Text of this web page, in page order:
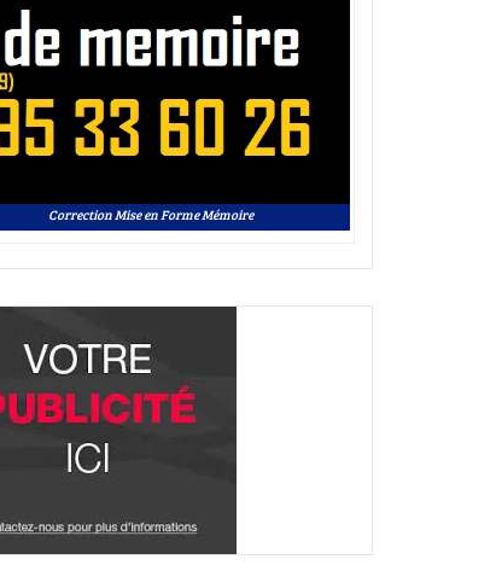
Correction Mise en Forme Mémoire